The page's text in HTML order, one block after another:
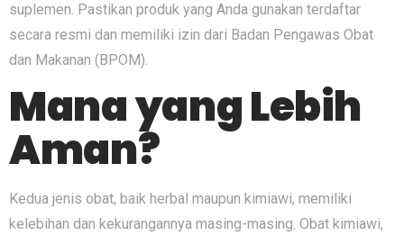
suplemen. Pastikan produk yang Anda gunakan terdaftar
secara resmi dan memiliki izin dari Badan Pengawas Obat
dan Makanan (BPOM).
Mana yang Lebih
Aman?
Kedua jenis obat, baik herbal maupun kimiawi, memiliki
kelebihan dan kekurangannya masing-masing. Obat kimiawi,